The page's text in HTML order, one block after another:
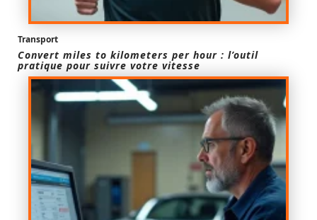
Transport
Convert miles to kilometers per hour : l’outil
pratique pour suivre votre vitesse